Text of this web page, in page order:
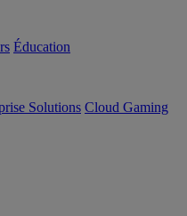
Éducation
Solutions Cloud Gaming